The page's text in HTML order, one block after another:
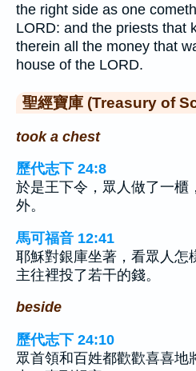
the right side as one
LORD: and the priests that
therein all the money that
house of the LORD.
聖經寶庫 (Treasury of
took a chest
歷代志下 24:8
於是王下令，眾人做了一櫃
外。
馬可福音 12:41
耶穌對銀庫坐著，看眾人怎
主往裡投了若干的錢。
beside
歷代志下 24:10
眾首領和百姓都歡歡喜喜地